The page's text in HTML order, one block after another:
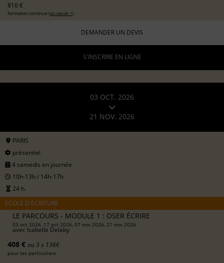
816 €
formation continue (en savoir +)
DEMANDER UN DEVIS
S'INSCRIRE EN LIGNE
03 OCT. 2026
21 NOV. 2026
PARIS
présentiel
4 samedis en journée
10h-13h / 14h-17h
24 h.
ÉCOLE D'ÉCRITURE
LE PARCOURS - MODULE 1 : OSER ÉCRIRE
03 oct 2026, 17 oct 2026, 07 nov 2026, 21 nov 2026
avec Isabelle Delaby
408 € ou 3 x 136€
pour les particuliers